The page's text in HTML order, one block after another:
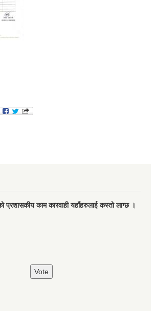
प्रशासकीय काम कारवाही यहाँहरुलाई कस्तो लाग्छ ।